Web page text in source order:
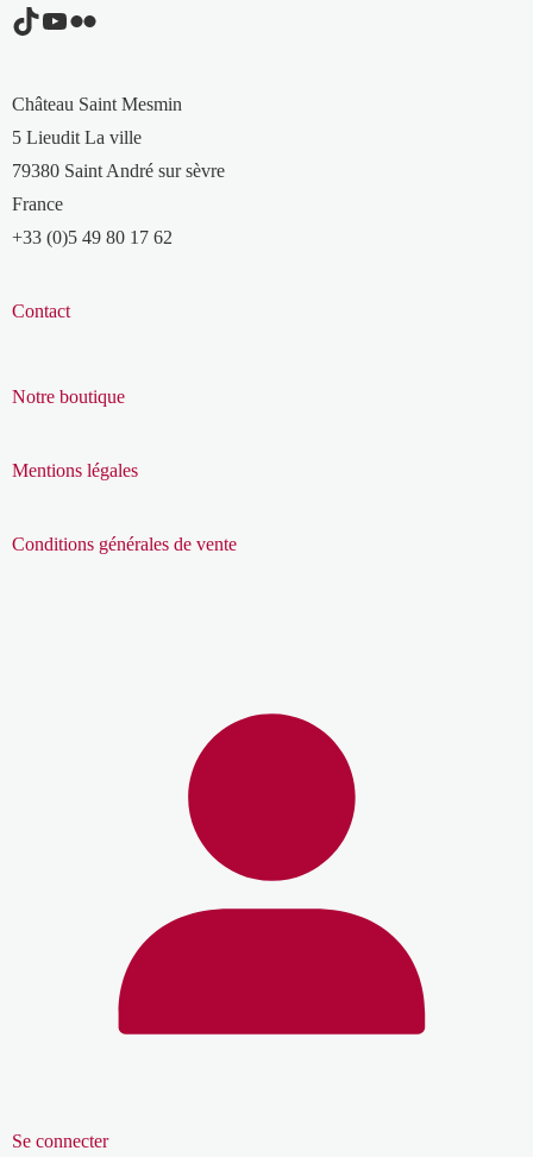
TikTok
YouTube
Flickr
Château Saint Mesmin
5 Lieudit La ville
79380 Saint André sur sèvre
France
+33 (0)5 49 80 17 62
Contact
Notre boutique
Mentions légales
Conditions générales de vente
Se connecter